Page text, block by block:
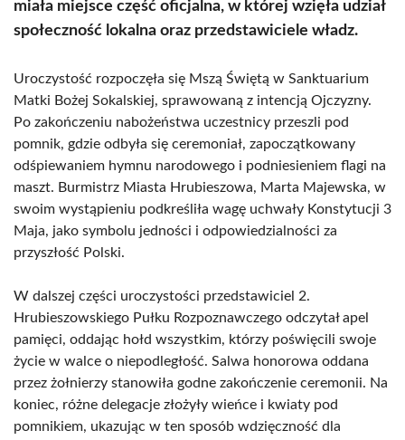
miała miejsce część oficjalna, w której wzięła udział
społeczność lokalna oraz przedstawiciele władz.
Uroczystość rozpoczęła się Mszą Świętą w Sanktuarium
Matki Bożej Sokalskiej, sprawowaną z intencją Ojczyzny.
Po zakończeniu nabożeństwa uczestnicy przeszli pod
pomnik, gdzie odbyła się ceremoniał, zapoczątkowany
odśpiewaniem hymnu narodowego i podniesieniem flagi na
maszt. Burmistrz Miasta Hrubieszowa, Marta Majewska, w
swoim wystąpieniu podkreśliła wagę uchwały Konstytucji 3
Maja, jako symbolu jedności i odpowiedzialności za
przyszłość Polski.
W dalszej części uroczystości przedstawiciel 2.
Hrubieszowskiego Pułku Rozpoznawczego odczytał apel
pamięci, oddając hołd wszystkim, którzy poświęcili swoje
życie w walce o niepodległość. Salwa honorowa oddana
przez żołnierzy stanowiła godne zakończenie ceremonii. Na
koniec, różne delegacje złożyły wieńce i kwiaty pod
pomnikiem, ukazując w ten sposób wdzięczność dla